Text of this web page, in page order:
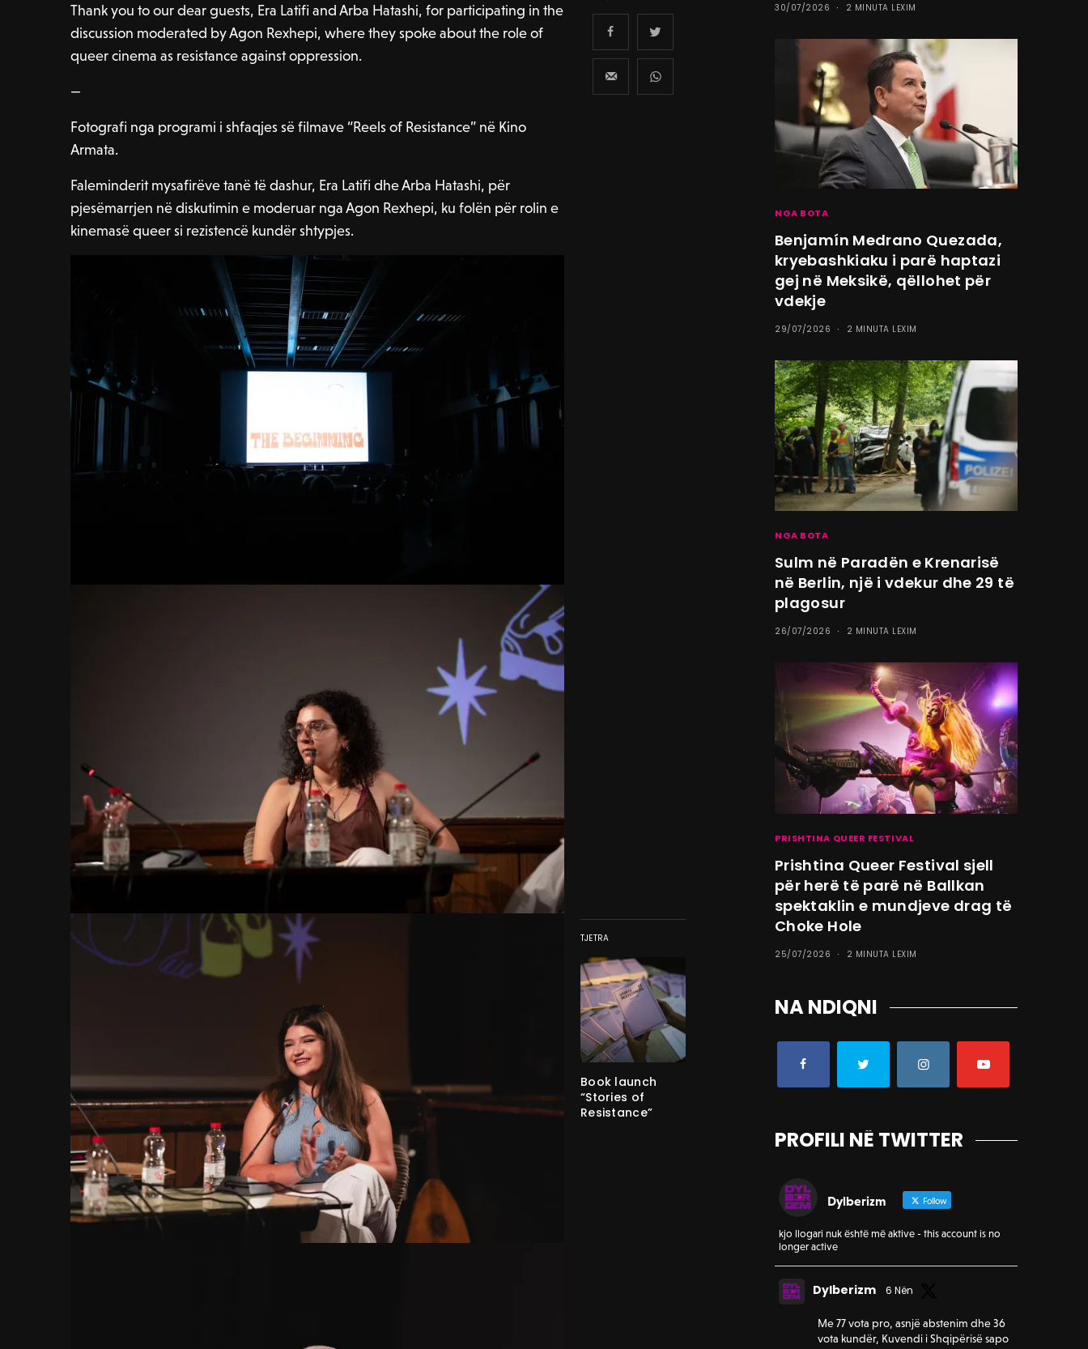
Thank you to our dear guests, Era Latifi and Arba Hatashi, for participating in the
discussion moderated by Agon Rexhepi, where they spoke about the role of
queer cinema as resistance against oppression.
—
Fotografi nga programi i shfaqjes së filmave “Reels of Resistance” në Kino
Armata.
Faleminderit mysafirëve tanë të dashur, Era Latifi dhe Arba Hatashi, për
pjesëmarrjen në diskutimin e moderuar nga Agon Rexhepi, ku folën për rolin e
kinemasë queer si rezistencë kundër shtypjes.
TJETRA
Book launch
“Stories of
Resistance”
30/07/2026 2 MINUTA LEXIM
NGA BOTA
Benjamín Medrano Quezada,
kryebashkiaku i parë haptazi
gej në Meksikë, qëllohet për
vdekje
29/07/2026 2 MINUTA LEXIM
NGA BOTA
Sulm në Paradën e Krenarisë
në Berlin, një i vdekur dhe 29 të
plagosur
26/07/2026 2 MINUTA LEXIM
PRISHTINA QUEER FESTIVAL
Prishtina Queer Festival sjell
për herë të parë në Ballkan
spektaklin e mundjeve drag të
Choke Hole
25/07/2026 2 MINUTA LEXIM
NA NDIQNI
PROFILI NË TWITTER
Dylberizm Follow
kjo llogari nuk është më aktive - this account is no
longer active
Dylberizm 6 Nën
Me 77 vota pro, asnjë abstenim dhe 36
vota kundër, Kuvendi i Shqipërisë sapo